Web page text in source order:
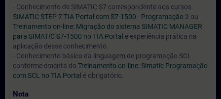
- Conhecimento de SIMATIC S7 correspondente aos cursos
SIMATIC STEP 7 TIA Portal com S7-1500 - Programação 2 ou
Treinamento on-line: Migração do sistema SIMATIC MANAGER
para SIMATIC S7-1500 no TIA Portal e experiência prática na
aplicação desse conhecimento.
- Conhecimento básico da linguagem de programação SCL
conforme ementa do Treinamento on-line: Simatic Programação
com SCL no TIA Portal é obrigatório.
Nota